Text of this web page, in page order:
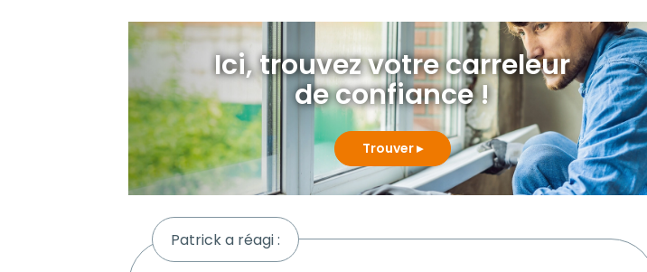
Ici, trouvez votre carreleur
de confiance !
Trouver
Patrick a réagi :